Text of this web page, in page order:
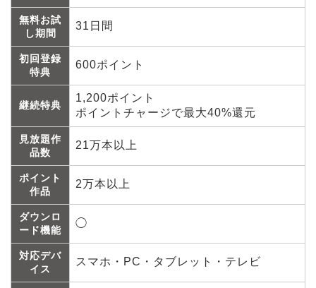
無料お試
し期間
31日間
初回登録
特典
600ポイント
継続特典
1,200ポイント
ポイントチャージで最大40%還元
見放題作
品数
21万本以上
ポイント
作品
2万本以上
ダウンロ
ード機能
◯
対応デバ
イス
スマホ・PC・タブレット・テレビ